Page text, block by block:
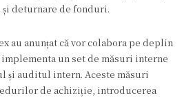
deturnare de fonduri.
au anunțat că vor colabora pe deplin
un set de măsuri interne
și auditul intern. Aceste măsuri
de achiziție, introducerea